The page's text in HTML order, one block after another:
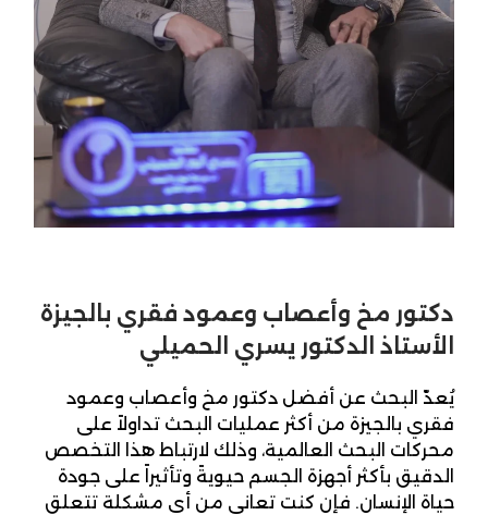
دكتور مخ وأعصاب وعمود فقري بالجيزة
الأستاذ الدكتور يسري الحميلي
يُعدّ البحث عن أفضل دكتور مخ وأعصاب وعمود
فقري بالجيزة من أكثر عمليات البحث تداولاً على
محركات البحث العالمية، وذلك لارتباط هذا التخصص
الدقيق بأكثر أجهزة الجسم حيويةً وتأثيراً على جودة
حياة الإنسان. فإن كنت تعاني من أي مشكلة تتعلق